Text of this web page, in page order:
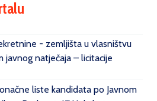
- zemljišta u vlasništvu
javnog natječaja – licitacije
liste kandidata po Javnom